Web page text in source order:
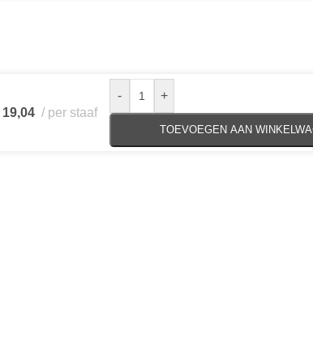
19,04 per staaf
- +
TOEVOEGEN AAN